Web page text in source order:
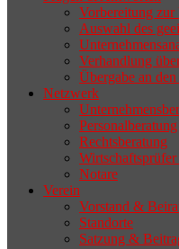
Vorbereitung zur
Auswahl des
Verhandlung
Übergabe an
Netzwerk
Personalberatung
Rechtsberatung
Wirtschaftsprüfer
Notare
Verein
Vorstand &
Standorte
Satzung &